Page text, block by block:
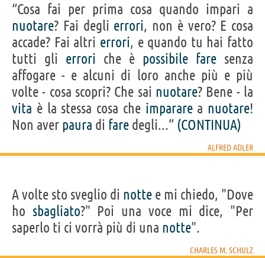
“Cosa fai per prima cosa quando impari a
nuotare? Fai degli errori, non è vero? E cosa
accade? Fai altri errori, e quando tu hai fatto
tutti gli errori che è possibile fare senza
affogare - e alcuni di loro anche più e più
volte - cosa scopri? Che sai nuotare? Bene - la
vita è la stessa cosa che impararea nuotare!
Non aver paura di fare degli...” (CONTINUA)
ALFRED ADLER
A volte sto sveglio di notte e mi chiedo, "Dove
ho sbagliato?" Poi una voce mi dice, "Per
saperlo ti ci vorrà più di una notte".
CHARLES M. SCHULZ